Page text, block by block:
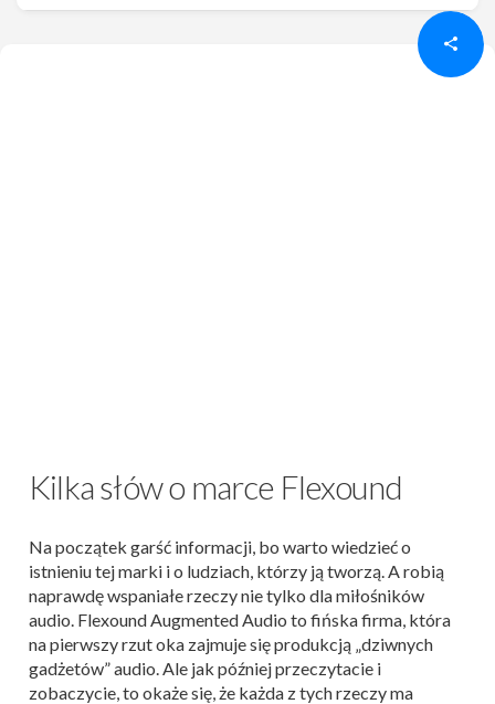
Kilka słów o marce Flexound
Na początek garść informacji, bo warto wiedzieć o
istnieniu tej marki i o ludziach, którzy ją tworzą. A robią
naprawdę wspaniałe rzeczy nie tylko dla miłośników
audio. Flexound Augmented Audio to fińska firma, która
na pierwszy rzut oka zajmuje się produkcją „dziwnych
gadżetów” audio. Ale jak później przeczytacie i
zobaczycie, to okaże się, że każda z tych rzeczy ma